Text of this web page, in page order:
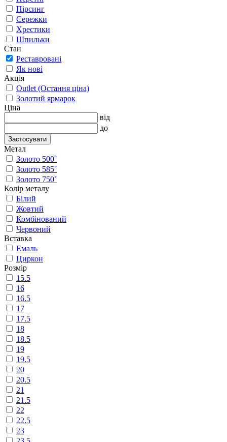
Пірсинг
Сережки
Хрестики
Шпильки
Стан
Реставровані
Як нові
Акція
Outlet (Остання ціна)
Золотий ярмарок
Ціна
від
до
Застосувати
Метал
Золото 500˚
Золото 585˚
Золото 750˚
Колір металу
Білий
Жовтий
Комбінований
Червоний
Вставка
Емаль
Циркон
Розмір
15.5
16
16.5
17
17.5
18
18.5
19
19.5
20
20.5
21
21.5
22
22.5
23